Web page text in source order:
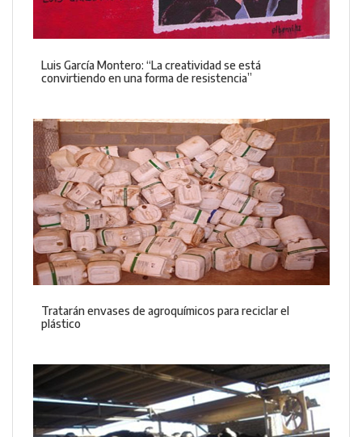
Luis García Montero: “La creatividad se está
convirtiendo en una forma de resistencia”
Tratarán envases de agroquímicos para reciclar el
plástico